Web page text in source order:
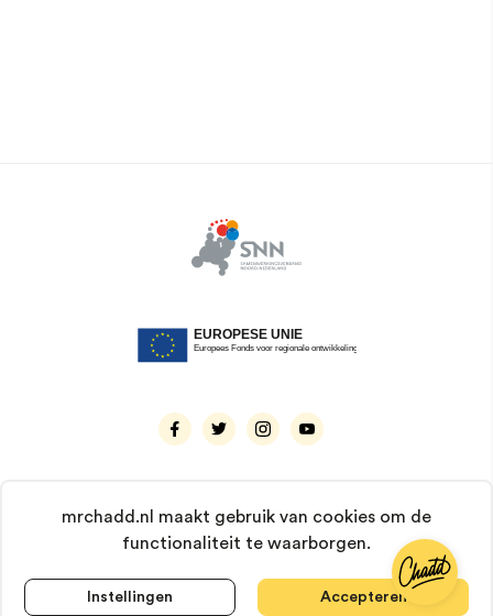
© 2026 Mr. Chadd. Alle rechten voorbehouden.
IBAN: NL93 ABNA 0483 1544 31
mrchadd.nl maakt gebruik van cookies om de
functionaliteit te waarborgen.
Instellingen Accepteren